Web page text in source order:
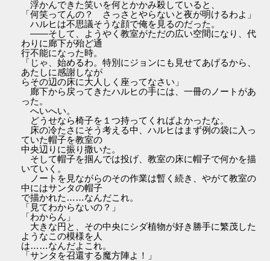
浮かんできた笑いを何とかかみ殺していると、
「何笑ってんの？ さっさとやらないと夜が明けるわよ」
ハルヒは不思議そうな顔で俺を見るのだった。
――そして、ようやく教室がただの広い空間になり、代
わりに廊下が殆ど通
行不能になった時。
「じゃ、始めるわ。特別にジョンにも見せてあげるから、
あたしに感謝しなが
らその辺の床に大人しく座ってなさい」
廊下から戻ってきたハルヒの手には、一冊のノートがあ
った。
へいへい。
どうせなら椅子を１つ持ってくればよかったな。
床の冷たさにそう考える中、ハルヒはまず例の袋に入っ
ていた帽子を教室の
中央辺りに振り撒いた。
そして帽子を掴んでは投げ、教室の床に帽子で何かを描
いていく。
ノートを見ながらのその作業は暫く続き、やがて教室の
中にはサンタの帽子
で描かれた……なんだこれ。
「見てわからないの？」
「わからん」
大きな円と、その中央にシダ植物が好き勝手に繁茂した
ようなこの模様を人
は……なんだよこれ。
「サンタを召還する魔方陣よ！」